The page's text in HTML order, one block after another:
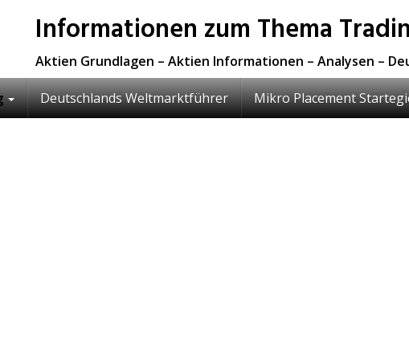
Informationen zum Thema
Aktien Grundlagen – Aktien Informationen – Analysen –
Deutschlands Weltmarktführer Mikro Placement